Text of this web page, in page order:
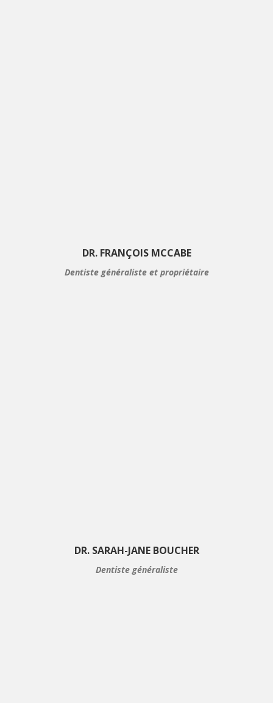
DR. FRANÇOIS MCCABE
Dentiste généraliste et propriétaire
DR. SARAH-JANE BOUCHER
Dentiste généraliste